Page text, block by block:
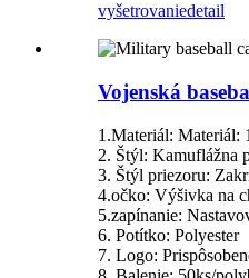
vyšetrovaniedetail
Vojenská
1.Materiál: Materiál:
2. Štýl: Kamuflážna
3. Štýl priezoru:
4.očko: Výšivka na
5.zapínanie:
6. Potítko: Polyester
7. Logo: